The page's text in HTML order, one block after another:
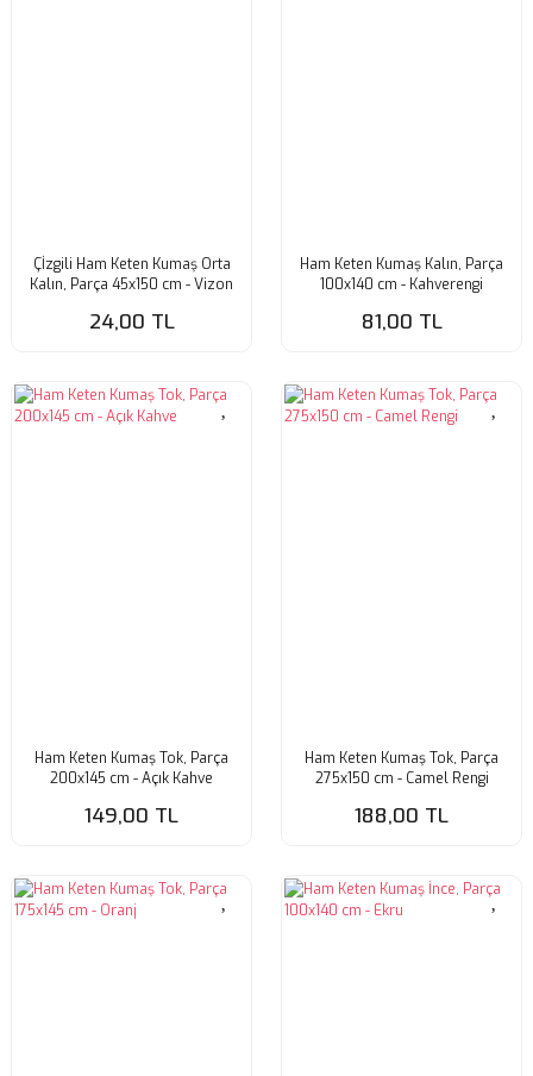
Çİzgili Ham Keten Kumaş Orta
Kalın, Parça 45x150 cm - Vizon
24,00 TL
Ham Keten Kumaş Kalın, Parça
100x140 cm - Kahverengi
81,00 TL
Ham Keten Kumaş Tok, Parça
200x145 cm - Açık Kahve
149,00 TL
Ham Keten Kumaş Tok, Parça
275x150 cm - Camel Rengi
188,00 TL